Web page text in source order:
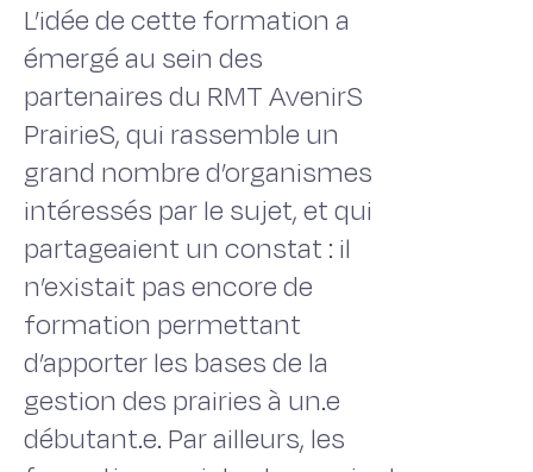
L’idée de cette formation a
émergé au sein des
partenaires du RMT AvenirS
PrairieS, qui rassemble un
grand nombre d’organismes
intéressés par le sujet, et qui
partageaient un constat : il
n’existait pas encore de
formation permettant
d’apporter les bases de la
gestion des prairies à un.e
débutant.e. Par ailleurs, les